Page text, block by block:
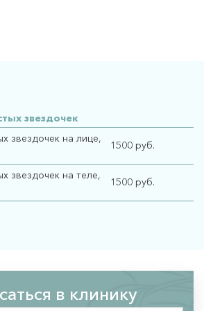
звездочки
к важному событию
звездочек
звездочек на лице,
1500 руб.
звездочек на теле,
1500 руб.
в клинику